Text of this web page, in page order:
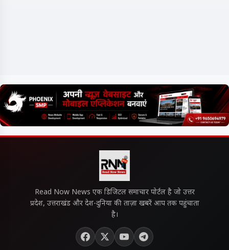
Read Now News एक डिजिटल समाचार पोर्टल है जो उत्तर
प्रदेश, उत्तराखंड और देश-दुनिया की ताज़ा खबरें आप तक पहुंचाता
है।